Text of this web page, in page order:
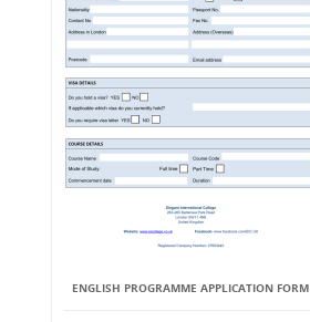
ENGLISH PROGRAMME APPLICATION FORM